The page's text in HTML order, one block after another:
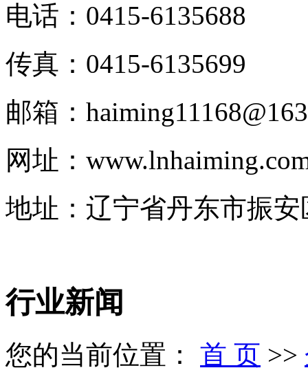
电话：0415-6135688
传真：0415-6135699
邮箱：
网址：
地址：辽宁省丹东市振
行业新闻
您的当前位置： 首 页 >>